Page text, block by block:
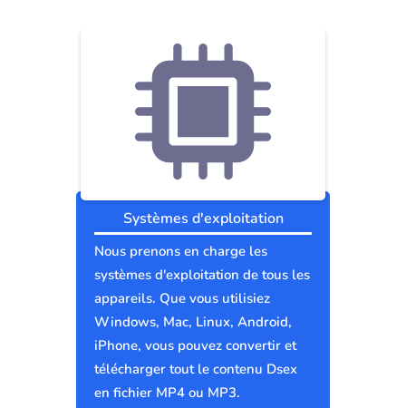
Systèmes d'exploitation
Nous prenons en charge les
systèmes d'exploitation de tous les
appareils. Que vous utilisiez
Windows, Mac, Linux, Android,
iPhone, vous pouvez convertir et
télécharger tout le contenu Dsex
en fichier MP4 ou MP3.